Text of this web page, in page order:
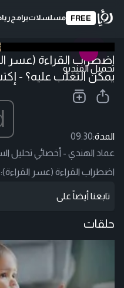
FREE مسلسلاتبرامج
تحميل الفيديو
اضطراب القراءة (عسر
يمكن التغلب عليه؟ -
المدة:09:30
عماد الهندي - أخصائي تحليل
اضطراب القراءة (عسر القراءة):
تابعنا أيضاً على
حلقات